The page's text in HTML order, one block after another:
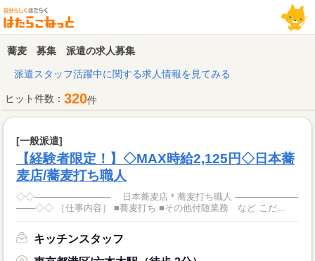
蕎麦 募集 派遣の求人募集
派遣スタッフ活躍中に関する求人情報を見てみる
ヒット件数： 320件
[一般派遣]
【経験者限定！】◇MAX時給2,125円◇日本蕎
麦店/蕎麦打ち職人
◇◇──────────── 日本蕎麦店＊蕎麦打ち職人 ──────────
───◇◇ ［仕事内容］ ■蕎麦打ち ■その他付随業務 など こだ...
キッチンスタッフ